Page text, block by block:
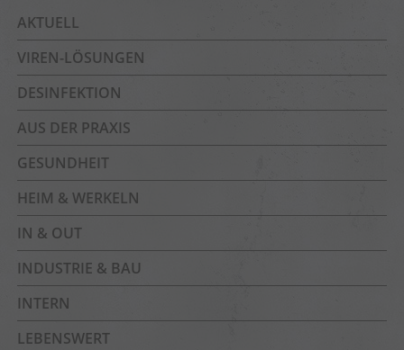
AKTUELL
VIREN-LÖSUNGEN
DESINFEKTION
AUS DER PRAXIS
GESUNDHEIT
HEIM & WERKELN
IN & OUT
INDUSTRIE & BAU
INTERN
LEBENSWERT